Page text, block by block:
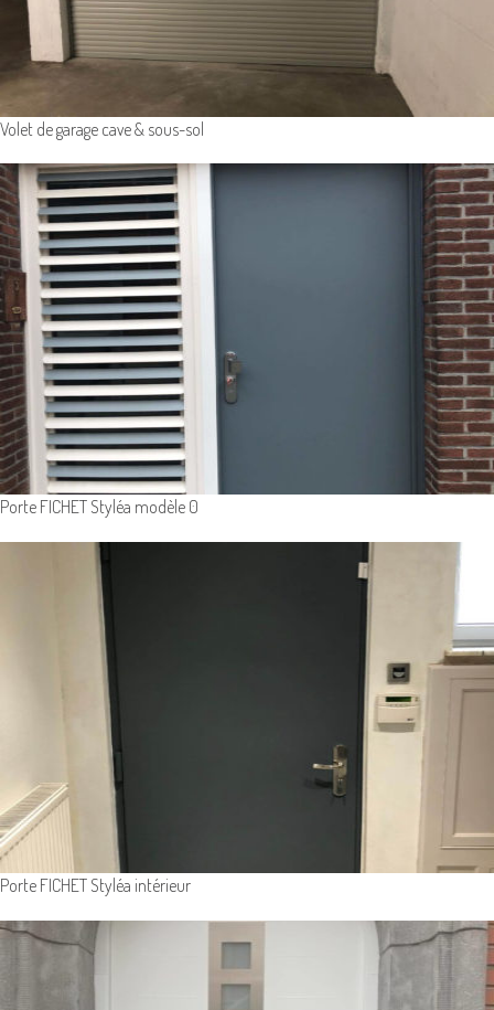
Volet de garage cave & sous-sol
Porte FICHET Styléa modèle 0
Porte FICHET Styléa intérieur